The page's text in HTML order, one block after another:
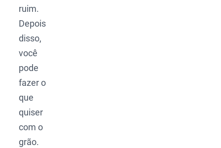
ruim.
Depois
disso,
você
pode
fazer o
que
quiser
com o
grão.